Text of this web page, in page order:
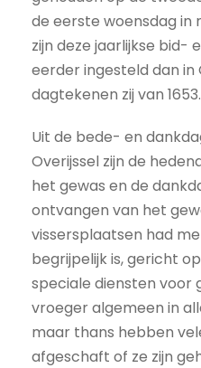
de eerste woensdag in
zijn deze jaarlijkse bid-
eerder ingesteld dan in
dagtekenen zij van 1653.
Uit de bede- en
Overijssel zijn de
het gewas en de
ontvangen van het
vissersplaatsen had
begrijpelijk is, gericht
speciale diensten voor
vroeger algemeen in
maar thans hebben
afgeschaft of ze zijn